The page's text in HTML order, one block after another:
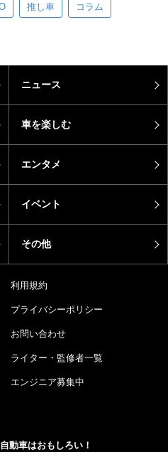
推し車 コラム
ニュース
車を楽しむ
エンタメ
イベント
その他
利用規約
プライバシーポリシー
お問い合わせ
ライター・監修者一覧
エンジニア募集中
動車はおもしろい！